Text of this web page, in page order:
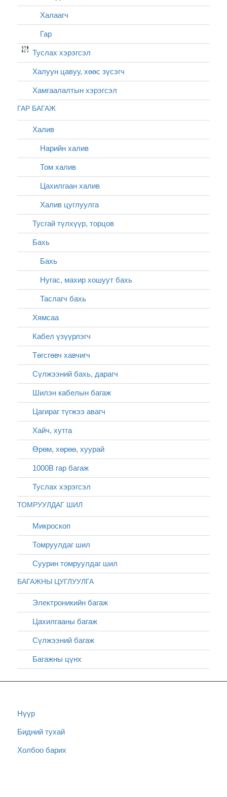
Халаагч
Гар
Туслах хэрэгсэл
Халуун цавуу, хөөс зүсэгч
Хамгаалалтын хэрэгсэл
ГАР БАГАЖ
Халив
Нарийн халив
Том халив
Цахилгаан халив
Халив цуглуулга
Тусгай түлхүүр, торцов
Бахь
Бахь
Нугас, махир хошуут бахь
Таслагч бахь
Хямсаа
Кабел үзүүрлэгч
Төгсгөвч хавчигч
Сүлжээний бахь, дарагч
Шилэн кабелын багаж
Цагираг түгжээ авагч
Хайч, хутга
Өрөм, хөрөө, хуурай
1000В гар багаж
Туслах хэрэгсэл
ТОМРУУЛДАГ ШИЛ
Микроскоп
Томруулдаг шил
Суурин томруулдаг шил
БАГАЖНЫ ЦУГЛУУЛГА
Электроникийн багаж
Цахилгааны багаж
Сүлжээний багаж
Багажны цүнх
Нүүр
Бидний тухай
Холбоо барих